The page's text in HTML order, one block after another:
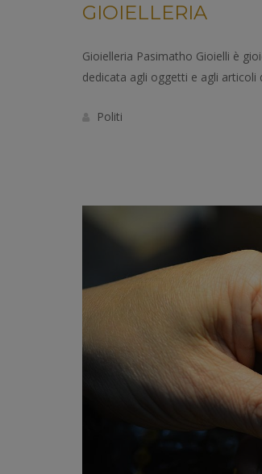
GIOIELLERIA
Gioielleria Pasimatho Gioielli è
dedicata agli oggetti e agli
Politi